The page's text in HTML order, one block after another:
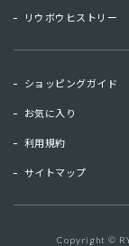
樂園CAFE
リウボウヒストリー
ショッピングガイド
お気に入り
利用規約
サイトマップ
Copyright ©